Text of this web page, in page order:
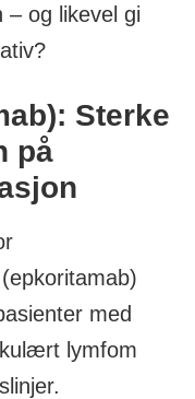
– og likevel gi
Sterke
på
med
lymfom